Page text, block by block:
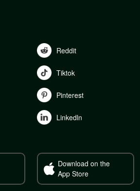
Reddit
Tiktok
Pinterest
Linkedln
Download on the
App Store